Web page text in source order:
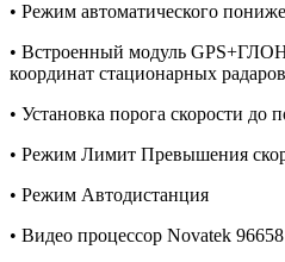
• Режим автоматического
• Встроенный модуль
координат стационарных радаров
• Установка порога скорости до
• Режим Лимит Превышения
• Режим Автодистанция
• Видео процессор Novatek 96658